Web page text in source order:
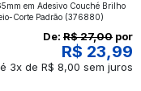
FuturaIM? Então,
para você!
em Adesivo Couché Brilho
Corte Padrão(376880)
De: R$ 27,00 por
R$ 23,99
3x de R$ 8,00 sem juros